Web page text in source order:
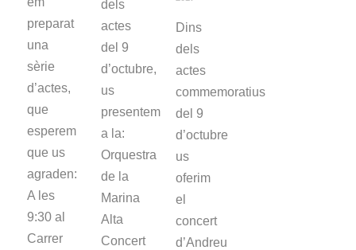
preparat
una
sèrie
d’actes,
que
esperem
que us
agraden:
A les
9:30 al
Carrer
dels
actes
del 9
d’octubre,
us
presentem
a la:
Orquestra
de la
Marina
Alta
Concert
Dins
dels
actes
commemoratius
del 9
d’octubre
us
oferim
el
concert
d’Andreu